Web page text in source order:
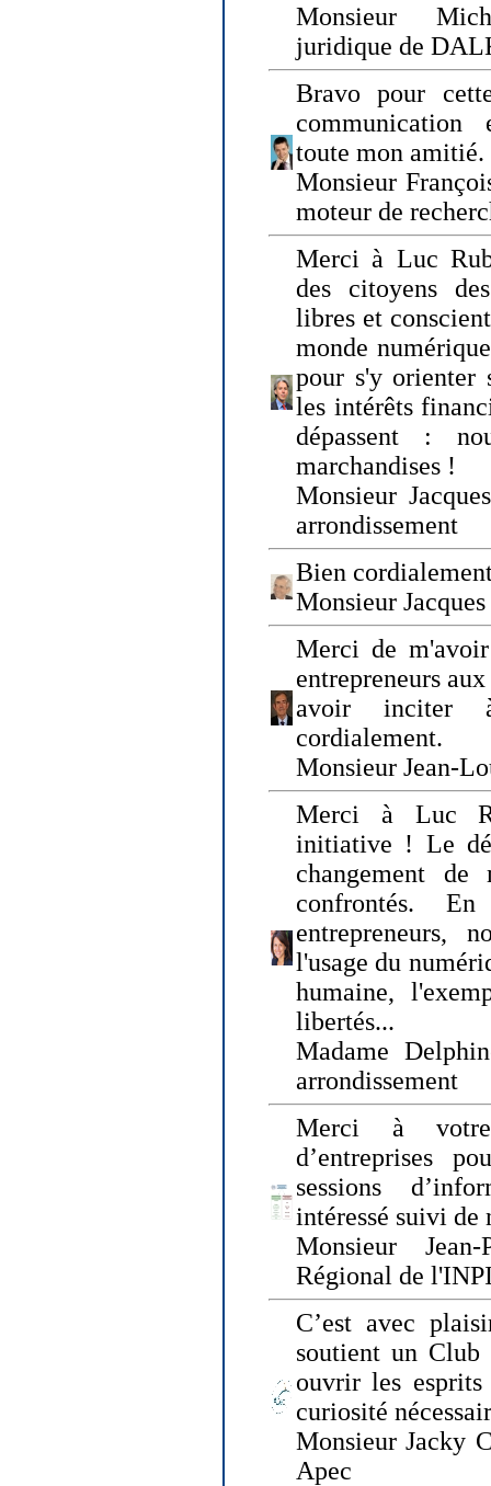
Monsieur
juridique de
Bravo pour
communication
toute mon amitié.
Monsieur
moteur de
Merci à Luc
des citoyens
libres et
monde
pour s'y orienter
les intérêts
dépassent :
marchandises !
Monsieur
arrondissement
Bien
Monsieur
Merci de
entrepreneurs
avoir inciter
cordialement.
Monsieur Jean-
Merci à Luc
initiative ! Le
changement de
confrontés.
entrepreneurs,
l'usage du
humaine,
libertés...
Madame
arrondissement
Merci à
d’entreprises
sessions
intéressé suivi de
Monsieur
Régional de
C’est avec
soutient un Club
ouvrir les
curiosité
Monsieur Jacky
Apec